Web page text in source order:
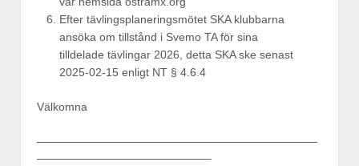
Efter tävlingsplaneringsmötet SKA klubbarna
ansöka om tillstånd i Svemo TA för sina
tilldelade tävlingar 2026, detta SKA ske senast
2025-02-15 enligt NT § 4.6.4
Välkomna
—————————————————————————
———————————————–